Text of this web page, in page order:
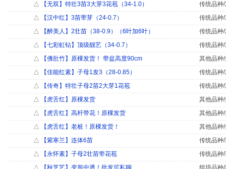
△ 【无双】特壮3苗3大芽3花苞（34-1.0）
传统品种
△ 【汉中红】3苗带芽（24-0.7）
传统品种
△ 【醉美人】2壮苗（38-0.9）（6叶加6叶）
传统品种
△ 【七彩虹钻】顶级靓艺（34-0.7）
传统品种
△ 【佛肚竹】原棵发货！ 带盆高度90cm
其他品种
△ 【佳能红素】子母1发3（28-0.85）
传统品种
△ 【传奇】特壮子母2苗2大芽1花苞
传统品种
△ 【虎舌红】原棵发货
其他品种
△ 【虎舌红】高杆带花！原棵发货
其他品种
△ 【虎舌红】老桩！原棵发货！
其他品种
△ 【紫寒兰】连体6苗
传统品种
△ 【永怀素】子母2壮苗带花苞
传统品种
△ 【秋芝艺】变形中透！批发可私聊
组培品种